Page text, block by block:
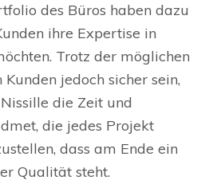
des Büros haben dazu
ihre Expertise in
Trotz der möglichen
jedoch sicher sein,
die Zeit und
die jedes Projekt
dass am Ende ein
Qualität steht.